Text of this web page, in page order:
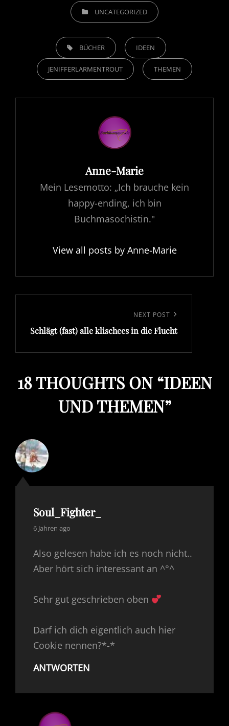
CATEGORIESUNCATEGORIZED
TAGS, BÜCHER IDEEN
JENIFFERLARMENTROUT THEMEN
Author:
Anne-Marie
Mein Lesemotto: „Ich brauche kein
happy-ending, ich bin
Buchmasochistin."
View all posts by Anne-Marie
Post
NEXT POST
Schlägt (fast) alle klischees in die Flucht
18 THOUGHTS ON “IDEEN
UND THEMEN”
Soul_Fighter_
says:
6 Jahren ago
Also gelesen habe ich es noch nicht..
Aber hört sich interessant an ^°^
Sehr gut geschrieben oben
Darf ich dich eigentlich auch hier
Cookie nennen?*-*
ANTWORTEN